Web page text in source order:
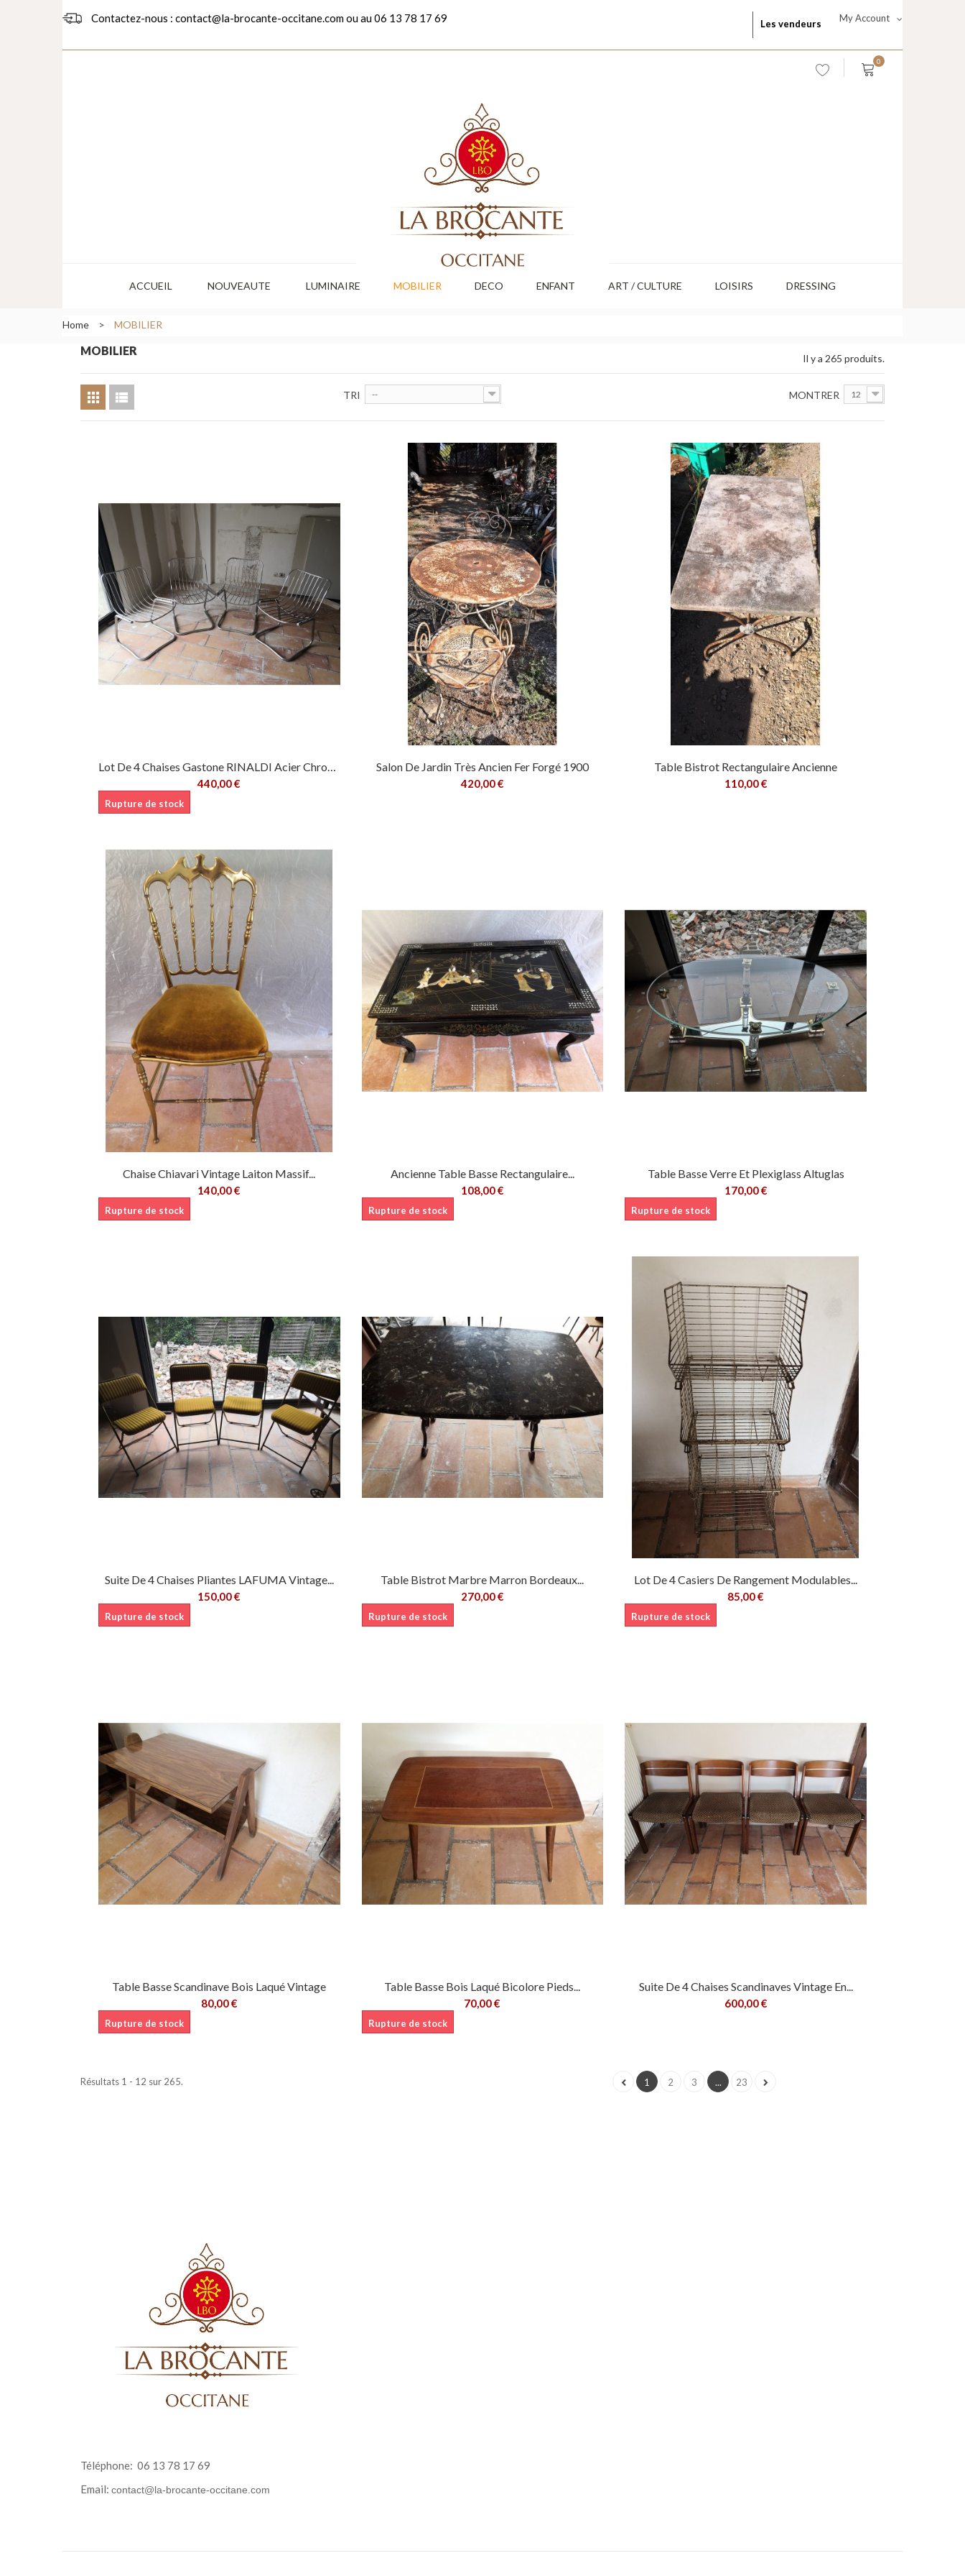
My Account
Contactez-nous : contact@la-brocante-occitane.com ou au 06 13 78 17 69 Les vendeurs
0
ACCUEIL NOUVEAUTE LUMINAIRE MOBILIER DECO ENFANT ART / CULTURE LOISIRS DRESSING
Home > MOBILIER
MOBILIER
Il y a 265 produits.
TRI -- MONTRER 12
Lot De 4 Chaises Gastone RINALDI Acier Chromé
440,00 €
Rupture de stock
Salon De Jardin Très Ancien Fer Forgé 1900
420,00 €
Table Bistrot Rectangulaire Ancienne
110,00 €
Ajouter au panier
Chaise Chiavari Vintage Laiton Massif...
140,00 €
Rupture de stock
Ancienne Table Basse Rectangulaire...
108,00 €
Rupture de stock
Table Basse Verre Et Plexiglass Altuglas
170,00 €
Rupture de stock
Suite De 4 Chaises Pliantes LAFUMA Vintage...
150,00 €
Rupture de stock
Table Bistrot Marbre Marron Bordeaux...
270,00 €
Rupture de stock
Lot De 4 Casiers De Rangement Modulables...
85,00 €
Rupture de stock
Table Basse Scandinave Bois Laqué Vintage
80,00 €
Rupture de stock
Table Basse Bois Laqué Bicolore Pieds...
70,00 €
Rupture de stock
Suite De 4 Chaises Scandinaves Vintage En...
600,00 €
1 2 3 ... 23
Résultats 1 - 12 sur 265.
Téléphone: 06 13 78 17 69
Email: contact@la-brocante-occitane.com